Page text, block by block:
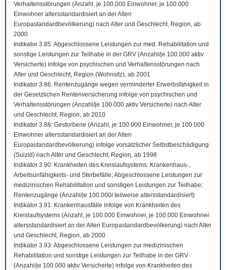
Verhaltensstörungen (Anzahl, je 100.000 Einwohner, je 100.000
Einwohner altersstandardisiert an der Alten
Europastandardbevölkerung) nach Alter und Geschlecht, Region, ab
2000
Indikator 3.85: Abgeschlossene Leistungen zur med. Rehabilitation und
sonstige Leistungen zur Teilhabe in der GRV (Anzahl/je 100.000 aktiv
Versicherte) infolge von psychischen und Verhaltensstörungen nach
Alter und Geschlecht, Region (Wohnsitz), ab 2001
Indikator 3.86: Rentenzugänge wegen verminderter Erwerbsfähigkeit in
der Gesetzlichen Rentenversicherung infolge von psychischen und
Verhaltensstörungen (Anzahl/je 100.000 aktiv Versicherte) nach Alter
und Geschlecht, Region, ab 2010
Indikator 3.88: Gestorbene (Anzahl, je 100.000 Einwohner, je 100.000
Einwohner altersstandardisiert an der Alten
Europastandardbevölkerung) infolge vorsätzlicher Selbstbeschädigung
(Suizid) nach Alter und Geschlecht, Region, ab 1998
Indikator 3.90: Krankheiten des Kreislaufsystems: Krankenhaus-,
Arbeitsunfähigkeits- und Sterbefälle; Abgeschlossene Leistungen zur
medizinischen Rehabilitation und sonstigen Leistungen zur Teilhabe;
Rentenzugänge (Anzahl/je 100.000/ teilweise altersstandardisiert)
Indikator 3.91: Krankenhausfälle infolge von Krankheiten des
Kreislaufsystems (Anzahl, je 100.000 Einwohner, je 100.000 Einwohner
altersstandardisiert an der Alten Europastandardbevölkerung) nach Alter
und Geschlecht, Region, ab 2000
Indikator 3.93: Abgeschlossene Leistungen zur medizinischen
Rehabilitation und sonstige Leistungen zur Teilhabe in der GRV
(Anzahl/je 100.000 aktiv Versicherte) infolge von Krankheiten des